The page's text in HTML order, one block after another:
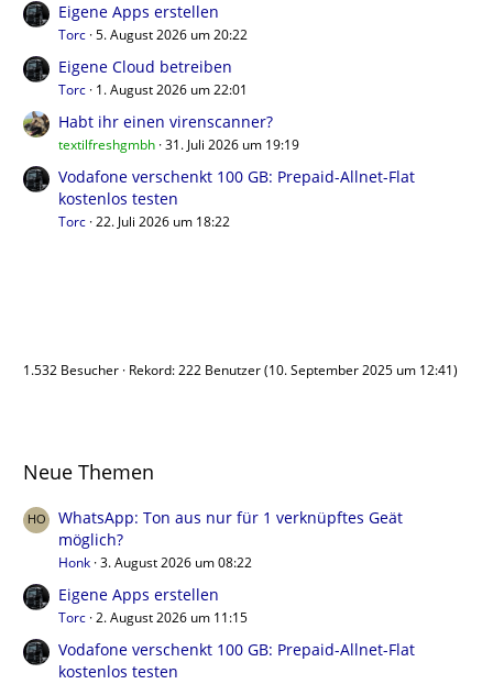
Eigene Apps erstellen
Torc 5. August 2026 um 20:22
Eigene Cloud betreiben
Torc 1. August 2026 um 22:01
Habt ihr einen virenscanner?
textilfreshgmbh 31. Juli 2026 um 19:19
Vodafone verschenkt 100 GB: Prepaid-Allnet-Flat
kostenlos testen
Torc 22. Juli 2026 um 18:22
1.532 Besucher Rekord: 222 Benutzer (10. September 2025 um 12:41)
Neue Themen
WhatsApp: Ton aus nur für 1 verknüpftes Geät
möglich?
Honk 3. August 2026 um 08:22
Eigene Apps erstellen
Torc 2. August 2026 um 11:15
Vodafone verschenkt 100 GB: Prepaid-Allnet-Flat
kostenlos testen